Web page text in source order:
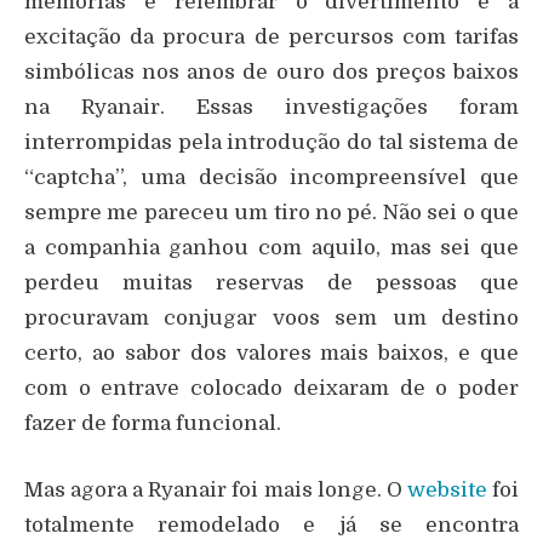
excitação da procura de percursos com tarifas
simbólicas nos anos de ouro dos preços baixos
na Ryanair. Essas investigações foram
interrompidas pela introdução do tal sistema de
“captcha”, uma decisão incompreensível que
sempre me pareceu um tiro no pé. Não sei o que
a companhia ganhou com aquilo, mas sei que
perdeu muitas reservas de pessoas que
procuravam conjugar voos sem um destino
certo, ao sabor dos valores mais baixos, e que
com o entrave colocado deixaram de o poder
fazer de forma funcional.
Mas agora a Ryanair foi mais longe. O website foi
totalmente remodelado e já se encontra